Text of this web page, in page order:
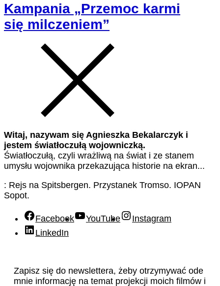
Kampania „Przemoc karmi
się milczeniem”
Witaj, nazywam się Agnieszka Bekalarczyk i
jestem światłoczułą wojowniczką.
Światłoczułą, czyli wrażliwą na świat i ze stanem
umysłu wojownika przekazująca historie na ekran...
: Rejs na Spitsbergen. Przystanek Tromso. IOPAN
Sopot.
Facebook YouTube
Instagram
LinkedIn
Zapisz się do newslettera, żeby otrzymywać ode
mnie informację na temat projekcji moich filmów i